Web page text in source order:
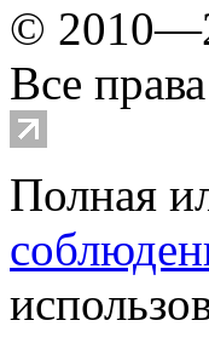
©
Все
Полная